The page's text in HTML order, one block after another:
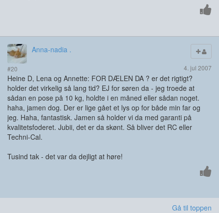
Anna-nadia .
#20 4. jul 2007
Heine D, Lena og Annette: FOR DÆLEN DA ? er det rigtigt?
holder det virkelig så lang tid? EJ for søren da - jeg troede at
sådan en pose på 10 kg, holdte i en måned eller sådan noget.
haha, jamen dog. Der er lige gået et lys op for både min far og
jeg. Haha, fantastisk. Jamen så holder vi da med garanti på
kvalitetsfoderet. Jubii, det er da skønt. Så bliver det RC eller
Techni-Cal.
Tusind tak - det var da dejligt at høre!
Gå til toppen